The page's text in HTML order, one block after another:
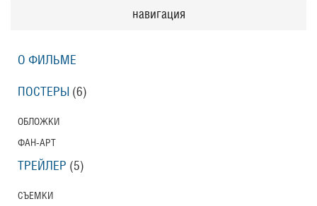
Eloise
навигация
О ФИЛЬМЕ
ПОСТЕРЫ (6)
ОБЛОЖКИ
ФАН-АРТ
ТРЕЙЛЕР (5)
СЪЕМКИ